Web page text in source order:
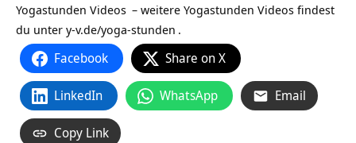
Yogastunden Videos – weitere Yogastunden Videos findest
du unter y-v.de/yoga-stunden .
Facebook Share on X
LinkedIn WhatsApp Email
Copy Link